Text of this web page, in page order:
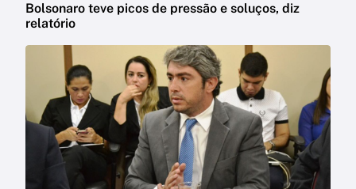
Bolsonaro teve picos de pressão e soluços, diz
relatório